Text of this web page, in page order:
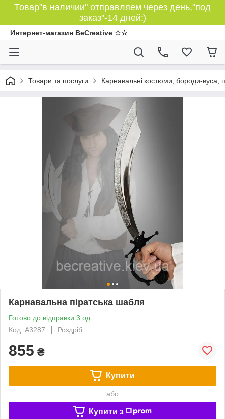
Товар"в наличии" отправляем через день,"под
заказ"-14 дней:)
Интернет-магазин BeCreative ☆☆
Товари та послуги Карнавальні костюми, бороди-вуса,
Карнавальна піратська шабля
Готово до відправки 3 од.
Код: A3287
Роздріб
855 ₴
Купити
або
Купити з